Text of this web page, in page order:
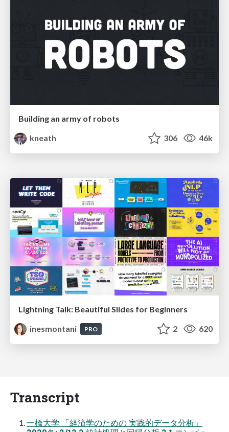
Building an army of robots
kneath
306 46k
Lightning Talk: Beautiful Slides for Beginners
inesmontani
PRO 2 620
Transcript
一橋大学 「経済学のための 実践的データ分析」